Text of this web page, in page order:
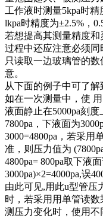
工作液时测量5kpa时精
lkpa时精度为±2.5%，
若想提高其测量精度
过程中还应注意必须
只读取一边玻璃管的
意。
从下面的例子中可了解
如在一次测量中，使
液面静止在5000pa刻
7800pa，下液面为
3000=4800pa，若采用
准，则压力值为
4800pa= 800pa取下液
3000pa)×2=4000pa,误
由此可见,用此u型管压
时，若采用用单管读数
测压力变化时，使用